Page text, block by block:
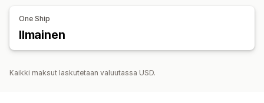
Mukautetut ilmoitukset
One Ship
Ilmainen
Kaikki maksut laskutetaan valuutassa USD.